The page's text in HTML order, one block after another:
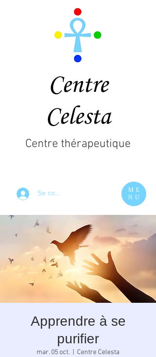
Centre
Celesta
Se connecter
ME
NU
Centre thérapeutique
Apprendre à se
purifier
mar. 05 oct. Centre Celesta